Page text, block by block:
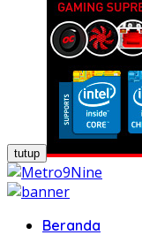
tutup
Beranda